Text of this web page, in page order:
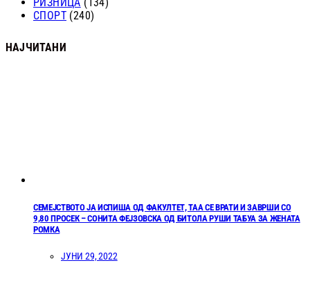
СПОРТ (240)
НАЈЧИТАНИ
СЕМЕЈСТВОТО ЈА ИСПИША ОД ФАКУЛТЕТ, ТАА СЕ ВРАТИ И ЗАВРШИ СО
9,80 ПРОСЕК – СОНИТА ФЕЈЗОВСКА ОД БИТОЛА РУШИ ТАБУА ЗА ЖЕНАТА
РОМКА
ЈУНИ 29, 2022